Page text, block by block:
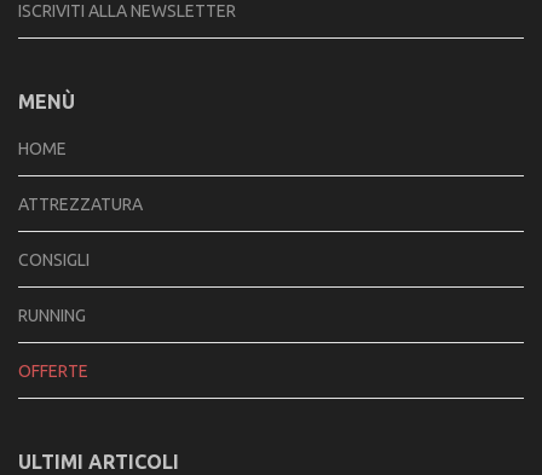
ISCRIVITI ALLA NEWSLETTER
MENÙ
HOME
ATTREZZATURA
CONSIGLI
RUNNING
OFFERTE
ULTIMI ARTICOLI